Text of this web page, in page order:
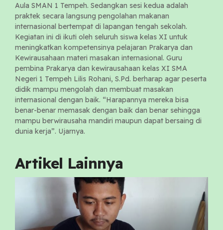
Aula SMAN 1 Tempeh. Sedangkan sesi kedua adalah
praktek secara langsung pengolahan makanan
internasional bertempat di lapangan tengah sekolah.
Kegiatan ini di ikuti oleh seluruh siswa kelas XI untuk
meningkatkan kompetensinya pelajaran Prakarya dan
Kewirausahaan materi masakan internasional. Guru
pembina Prakarya dan kewirausahaan kelas XI SMA
Negeri 1 Tempeh Lilis Rohani, S.Pd. berharap agar peserta
didik mampu mengolah dan membuat masakan
internasional dengan baik. “Harapannya mereka bisa
benar-benar memasak dengan baik dan benar sehingga
mampu berwirausaha mandiri maupun dapat bersaing di
dunia kerja”. Ujarnya.
Artikel Lainnya